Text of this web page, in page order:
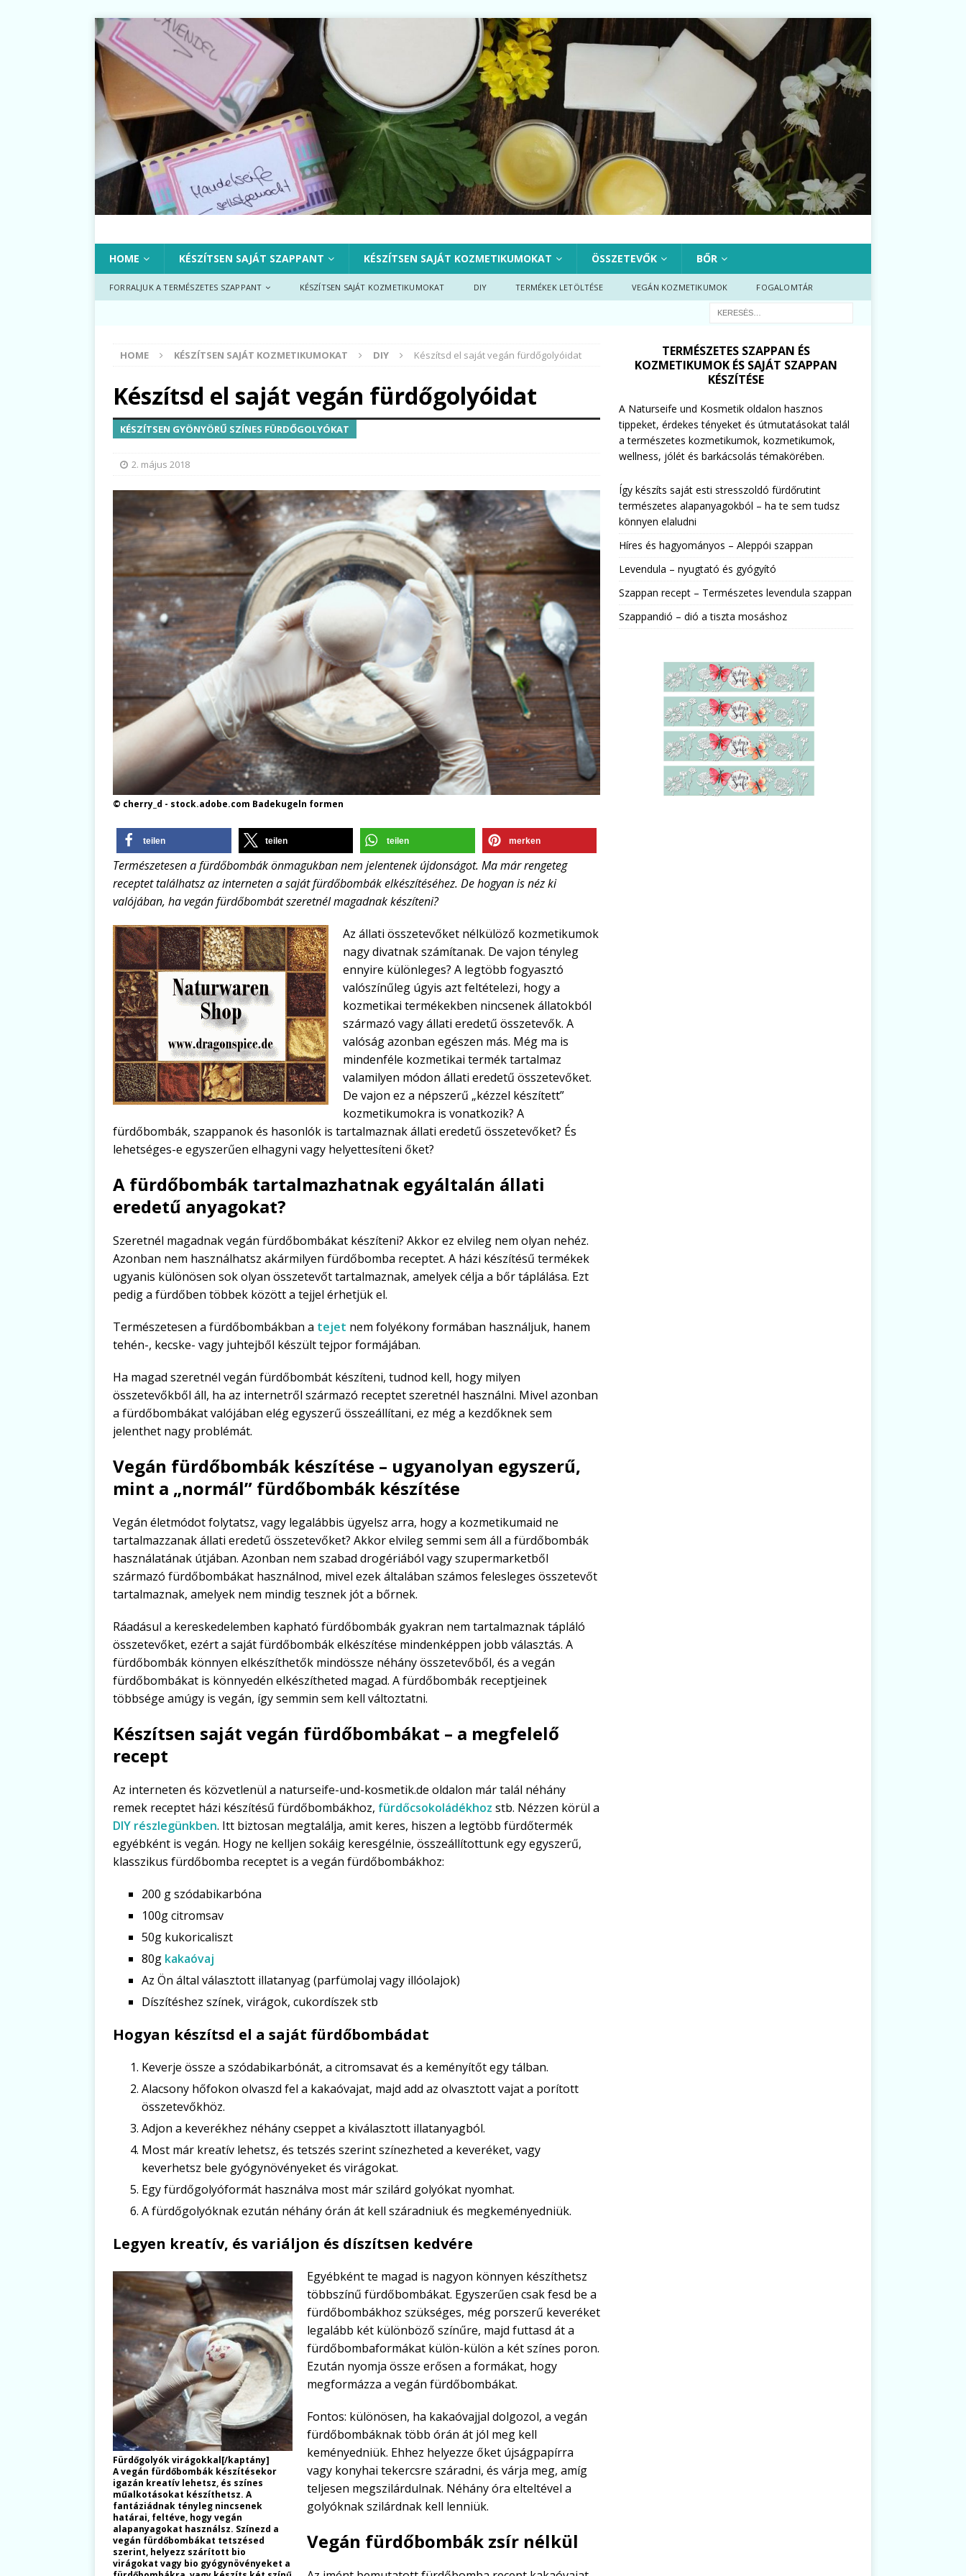
HOME KÉSZÍTSEN SAJÁT SZAPPANT KÉSZÍTSEN SAJÁT KOZMETIKUMOKAT ÖSSZETEVŐK BŐR
FORRALJUK A TERMÉSZETES SZAPPANT KÉSZÍTSEN SAJÁT KOZMETIKUMOKAT DIY TERMÉKEK LETÖLTÉSE VEGÁN KOZMETIKUMOK FOGALOMTÁR
HOME KÉSZÍTSEN SAJÁT KOZMETIKUMOKAT DIY Készítsd el saját vegán fürdőgolyóidat
Készítsd el saját vegán fürdőgolyóidat
KÉSZÍTSEN GYÖNYÖRŰ SZÍNES FÜRDŐGOLYÓKAT
2. május 2018
© cherry_d - stock.adobe.com Badekugeln formen
teilen teilen teilen merken
Természetesen a fürdőbombák önmagukban nem jelentenek újdonságot. Ma már rengeteg
receptet találhatsz az interneten a saját fürdőbombák elkészítéséhez. De hogyan is néz ki
valójában, ha vegán fürdőbombát szeretnél magadnak készíteni?
Az állati összetevőket nélkülöző kozmetikumok
nagy divatnak számítanak. De vajon tényleg
ennyire különleges? A legtöbb fogyasztó
valószínűleg úgyis azt feltételezi, hogy a
kozmetikai termékekben nincsenek állatokból
származó vagy állati eredetű összetevők. A
valóság azonban egészen más. Még ma is
mindenféle kozmetikai termék tartalmaz
valamilyen módon állati eredetű összetevőket.
De vajon ez a népszerű „kézzel készített”
kozmetikumokra is vonatkozik? A
fürdőbombák, szappanok és hasonlók is tartalmaznak állati eredetű összetevőket? És
lehetséges-e egyszerűen elhagyni vagy helyettesíteni őket?
A fürdőbombák tartalmazhatnak egyáltalán állati
eredetű anyagokat?
Szeretnél magadnak vegán fürdőbombákat készíteni? Akkor ez elvileg nem olyan nehéz.
Azonban nem használhatsz akármilyen fürdőbomba receptet. A házi készítésű termékek
ugyanis különösen sok olyan összetevőt tartalmaznak, amelyek célja a bőr táplálása. Ezt
pedig a fürdőben többek között a tejjel érhetjük el.
Természetesen a fürdőbombákban a tejet nem folyékony formában használjuk, hanem
tehén-, kecske- vagy juhtejből készült tejpor formájában.
Ha magad szeretnél vegán fürdőbombát készíteni, tudnod kell, hogy milyen
összetevőkből áll, ha az internetről származó receptet szeretnél használni. Mivel azonban
a fürdőbombákat valójában elég egyszerű összeállítani, ez még a kezdőknek sem
jelenthet nagy problémát.
Vegán fürdőbombák készítése – ugyanolyan egyszerű,
mint a „normál” fürdőbombák készítése
Vegán életmódot folytatsz, vagy legalábbis ügyelsz arra, hogy a kozmetikumaid ne
tartalmazzanak állati eredetű összetevőket? Akkor elvileg semmi sem áll a fürdőbombák
használatának útjában. Azonban nem szabad drogériából vagy szupermarketből
származó fürdőbombákat használnod, mivel ezek általában számos felesleges összetevőt
tartalmaznak, amelyek nem mindig tesznek jót a bőrnek.
Ráadásul a kereskedelemben kapható fürdőbombák gyakran nem tartalmaznak tápláló
összetevőket, ezért a saját fürdőbombák elkészítése mindenképpen jobb választás. A
fürdőbombák könnyen elkészíthetők mindössze néhány összetevőből, és a vegán
fürdőbombákat is könnyedén elkészítheted magad. A fürdőbombák receptjeinek
többsége amúgy is vegán, így semmin sem kell változtatni.
Készítsen saját vegán fürdőbombákat – a megfelelő
recept
Az interneten és közvetlenül a naturseife-und-kosmetik.de oldalon már talál néhány
remek receptet házi készítésű fürdőbombákhoz, fürdőcsokoládékhoz stb. Nézzen körül a
DIY részlegünkben. Itt biztosan megtalálja, amit keres, hiszen a legtöbb fürdőtermék
egyébként is vegán. Hogy ne kelljen sokáig keresgélnie, összeállítottunk egy egyszerű,
klasszikus fürdőbomba receptet is a vegán fürdőbombákhoz:
200 g szódabikarbóna
100g citromsav
50g kukoricaliszt
80g kakaóvaj
Az Ön által választott illatanyag (parfümolaj vagy illóolajok)
Díszítéshez színek, virágok, cukordíszek stb
Hogyan készítsd el a saját fürdőbombádat
Keverje össze a szódabikarbónát, a citromsavat és a keményítőt egy tálban.
Alacsony hőfokon olvaszd fel a kakaóvajat, majd add az olvasztott vajat a porított
összetevőkhöz.
Adjon a keverékhez néhány cseppet a kiválasztott illatanyagból.
Most már kreatív lehetsz, és tetszés szerint színezheted a keveréket, vagy
keverhetsz bele gyógynövényeket és virágokat.
Egy fürdőgolyóformát használva most már szilárd golyókat nyomhat.
A fürdőgolyóknak ezután néhány órán át kell száradniuk és megkeményedniük.
Legyen kreatív, és variáljon és díszítsen kedvére
Fürdőgolyók virágokkal[/kaptány]
A vegán fürdőbombák készítésekor
igazán kreatív lehetsz, és színes
műalkotásokat készíthetsz. A
fantáziádnak tényleg nincsenek
határai, feltéve, hogy vegán
alapanyagokat használsz. Színezd a
vegán fürdőbombákat tetszésed
szerint, helyezz szárított bio
virágokat vagy bio gyógynövényeket a
Egyébként te magad is nagyon könnyen készíthetsz
többszínű fürdőbombákat. Egyszerűen csak fesd be a
fürdőbombákhoz szükséges, még porszerű keveréket
legalább két különböző színűre, majd futtasd át a
fürdőbombaformákat külön-külön a két színes poron.
Ezután nyomja össze erősen a formákat, hogy
megformázza a vegán fürdőbombákat.
Fontos: különösen, ha kakaóvajjal dolgozol, a vegán
fürdőbombáknak több órán át jól meg kell
keményedniük. Ehhez helyezze őket újságpapírra
vagy konyhai tekercsre száradni, és várja meg, amíg
teljesen megszilárdulnak. Néhány óra elteltével a
golyóknak szilárdnak kell lenniük.
Vegán fürdőbombák zsír nélkül
TERMÉSZETES SZAPPAN ÉS
KOZMETIKUMOK ÉS SAJÁT SZAPPAN
KÉSZÍTÉSE
A Naturseife und Kosmetik oldalon hasznos
tippeket, érdekes tényeket és útmutatásokat talál
a természetes kozmetikumok, kozmetikumok,
wellness, jólét és barkácsolás témakörében.
Így készíts saját esti stresszoldó fürdőrutint
természetes alapanyagokból – ha te sem tudsz
könnyen elaludni
Híres és hagyományos – Aleppói szappan
Levendula – nyugtató és gyógyító
Szappan recept – Természetes levendula szappan
Szappandió – dió a tiszta mosáshoz